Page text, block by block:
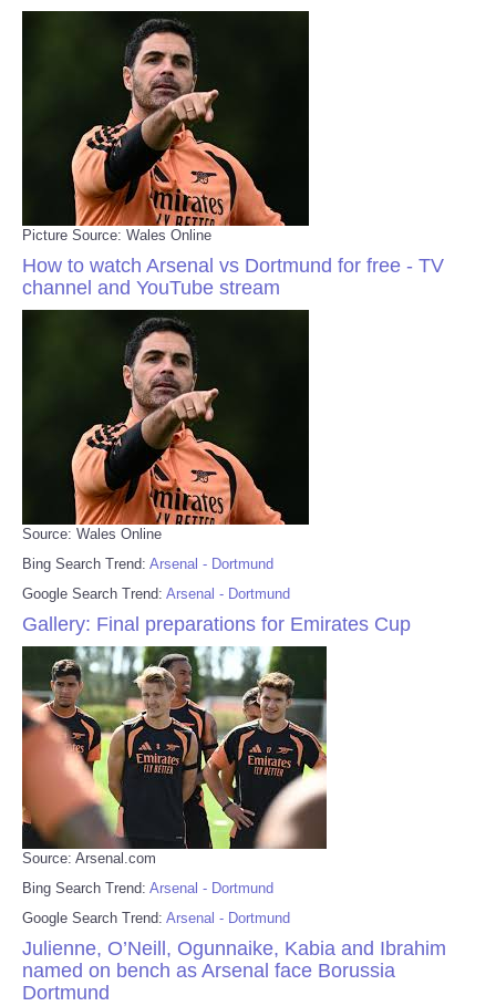
Picture Source: Wales Online
How to watch Arsenal vs Dortmund for free - TV
channel and YouTube stream
Source: Wales Online
Bing Search Trend: Arsenal - Dortmund
Google Search Trend: Arsenal - Dortmund
Gallery: Final preparations for Emirates Cup
Source: Arsenal.com
Bing Search Trend: Arsenal - Dortmund
Google Search Trend: Arsenal - Dortmund
Julienne, O’Neill, Ogunnaike, Kabia and Ibrahim
named on bench as Arsenal face Borussia
Dortmund